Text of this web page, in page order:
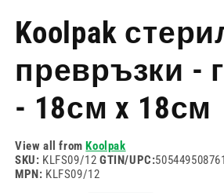
режим
Koolpak
превръзки -
- 18см x 18см
View all fromKoolpak
SKU: KLFS09/12 GTIN/UPC:
MPN: KLFS09/12